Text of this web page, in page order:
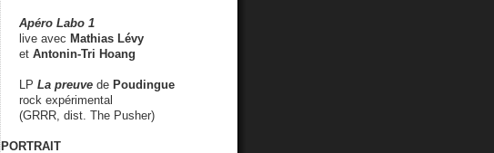
Apéro Labo 1
live avec Mathias Lévy
et Antonin-Tri Hoang
LP La preuve de Poudingue
rock expérimental
(GRRR, dist. The Pusher)
PORTRAIT